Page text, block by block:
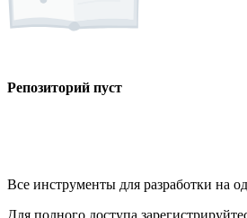
Репозиторий пуст
Все инструменты для разработки на
Для полного доступа